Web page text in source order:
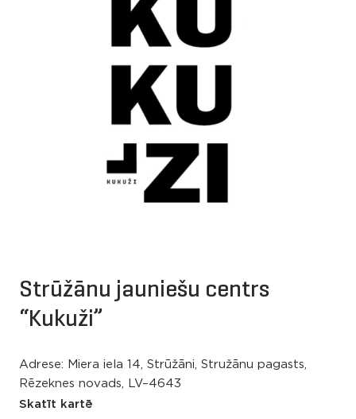
Strūžānu jauniešu centrs
“Kukuži”
Adrese: Miera iela 14, Strūžāni, Stružānu pagasts,
Rēzeknes novads, LV–4643
Skatīt kartē